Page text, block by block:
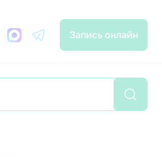
Запись онлайн